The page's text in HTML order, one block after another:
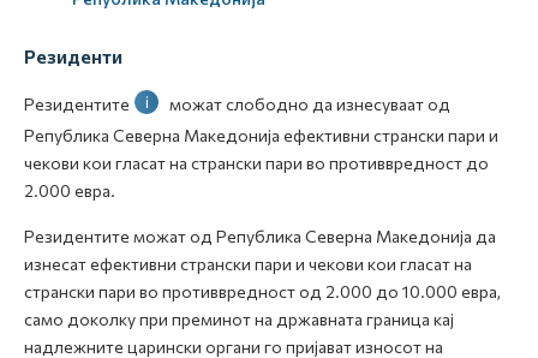
Резиденти
Резидентите i
можат слободно да изнесуваат од
Република Северна Македонија ефективни странски пари и
чекови кои гласат на странски пари во противвредност до
2.000 евра.
Резидентите можат од Република Северна Македонија да
изнесат ефективни странски пари и чекови кои гласат на
странски пари во противвредност од 2.000 до 10.000 евра,
само доколку при преминот на државната граница кај
надлежните царински органи го пријават износот на